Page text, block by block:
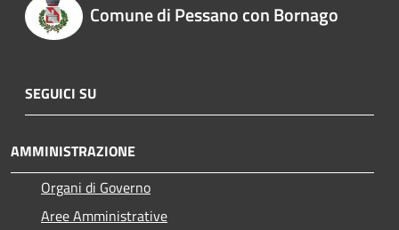
Comune di Pessano con Bornago
SEGUICI SU
AMMINISTRAZIONE
Organi di Governo
Aree Amministrative